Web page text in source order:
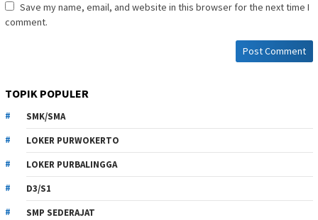
Save my name, email, and website in this browser for the next time I
comment.
TOPIK POPULER
SMK/SMA
LOKER PURWOKERTO
LOKER PURBALINGGA
D3/S1
SMP SEDERAJAT